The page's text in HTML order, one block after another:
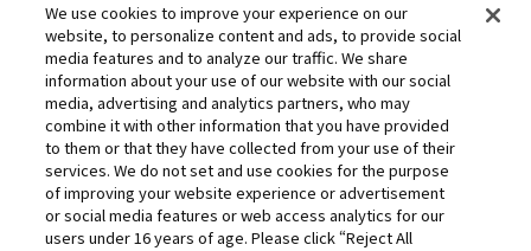
ゴジータ：ＵＭ
We use cookies to improve your experience on our
website, to personalize content and ads, to provide social
media features and to analyze our traffic. We share
information about your use of our website with our social
media, advertising and analytics partners, who may
combine it with other information that you have provided
to them or that they have collected from your use of their
services. We do not set and use cookies for the purpose
of improving your website experience or advertisement
or social media features or web access analytics for our
users under 16 years of age. Please click “Reject All